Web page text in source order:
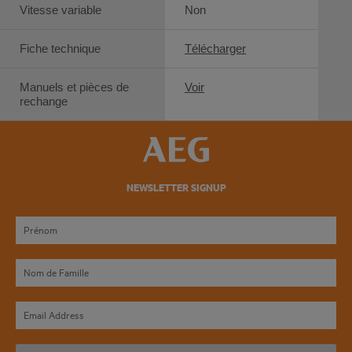
Vitesse variable
Fiche technique
Manuels et pièces de
rechange
Non
Télécharger
Voir
NEWSLETTER SIGNUP